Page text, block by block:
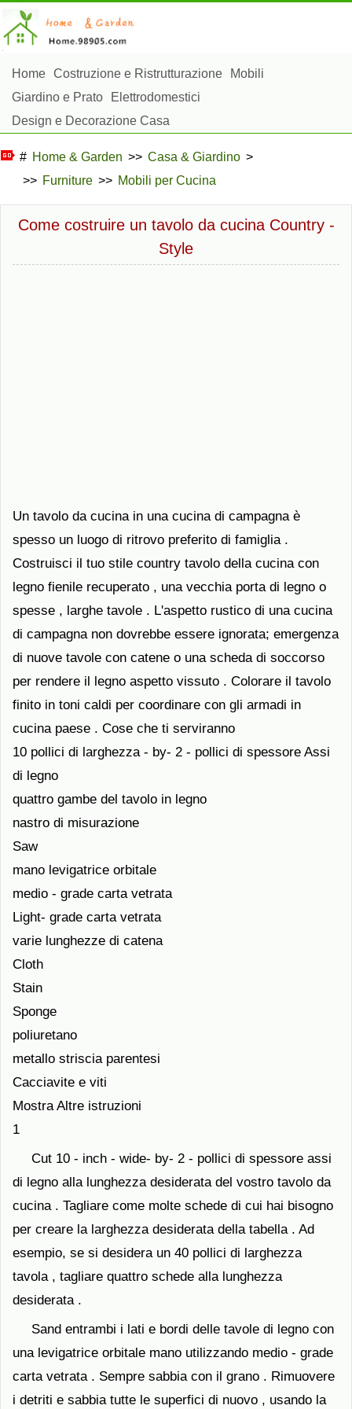
Home Costruzione e Ristrutturazione
Mobili
Giardino e Prato
Elettrodomestici
Design e Decorazione Casa
Paesaggistica e Costruzioni Esterne
# Home & Garden >> Casa & Giardino >
>> Furniture >> Mobili per Cucina
Come costruire un tavolo da cucina Country -
Style
Un tavolo da cucina in una cucina di campagna è
spesso un luogo di ritrovo preferito di famiglia .
Costruisci il tuo stile country tavolo della cucina con
legno fienile recuperato , una vecchia porta di legno o
spesse , larghe tavole . L'aspetto rustico di una cucina
di campagna non dovrebbe essere ignorata; emergenza
di nuove tavole con catene o una scheda di soccorso
per rendere il legno aspetto vissuto . Colorare il tavolo
finito in toni caldi per coordinare con gli armadi in
cucina paese . Cose che ti serviranno
10 pollici di larghezza - by- 2 - pollici di spessore Assi
di legno
quattro gambe del tavolo in legno
nastro di misurazione
Saw
mano levigatrice orbitale
medio - grade carta vetrata
Light- grade carta vetrata
varie lunghezze di catena
Cloth
Stain
Sponge
poliuretano
metallo striscia parentesi
Cacciavite e viti
Mostra Altre istruzioni
1
Cut 10 - inch - wide- by- 2 - pollici di spessore assi
di legno alla lunghezza desiderata del vostro tavolo da
cucina . Tagliare come molte schede di cui hai bisogno
per creare la larghezza desiderata della tabella . Ad
esempio, se si desidera un 40 pollici di larghezza
tavola , tagliare quattro schede alla lunghezza
desiderata .
Sand entrambi i lati e bordi delle tavole di legno con
una levigatrice orbitale mano utilizzando medio - grade
carta vetrata . Sempre sabbia con il grano . Rimuovere
i detriti e sabbia tutte le superfici di nuovo , usando la